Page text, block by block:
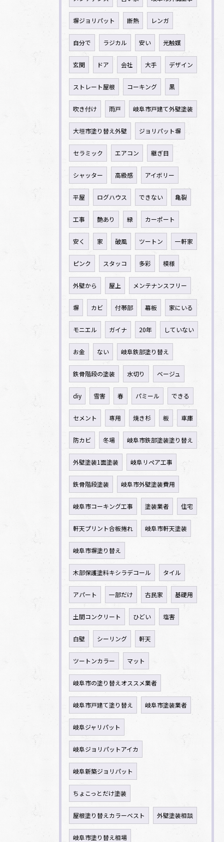
塀ジョリパット 断熱 レンガ
自分で ラジカル 安い 光触媒
玄関 ドア 会社 大手 デザイン
ストレート屋根 コーキング 黒
吹き付け 雨戸 岐阜市戸建て外壁塗装
大垣市塗り替え外壁 ジョリパット塀
セラミック エアコン 継ぎ目
シャッター 高級感 アイボリー
平屋 ログハウス できない 亀裂
工事 艶あり 緑 カーポート
安く 家 破風 ツートン 一軒家
ピンク スタッコ 多彩 模様
外壁から 屋上 メンテナンスフリー
塀 カビ 付帯部 幕板 家にいる
モニエル ガイナ 20年 していない
お金 ない 岐阜鉄部塗り替え
鉄骨階段の塗装 水切り ベージュ
diy 雪害 春 パミール できる
セメント 専用 焼き杉 板 車庫
防カビ 冬場 岐阜市鉄部塗装塗り替え
外壁塗装1面塗装 岐阜リペア工事
鉄骨階段塗装 岐阜市外壁塗装費用
岐阜市コーキング工事 塗装業者 住宅
軒天プリント合板捲れ 岐阜市軒天塗装
岐阜市塀塗り替え
木部保護塗料キシラデコール タイル
アパート 一部だけ 古民家 基礎用
土間コンクリート ひどい 塩害
白壁 シーリング 軒天
ツートンカラー マット
岐阜市の塗り替えオススメ業者
岐阜市戸建て塗り替え 岐阜市塗装業者
岐阜ジャリパット
岐阜ジョリパットアイカ
岐阜新築ジョリパット
ちょこっとだけ塗装
屋根塗り替えカラーベスト 外壁塗装相談
岐阜市塗り替え相場